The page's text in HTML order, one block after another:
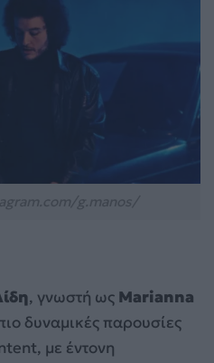
, γνωστή ως Marianna
δυναμικές παρουσίες
με έντονη